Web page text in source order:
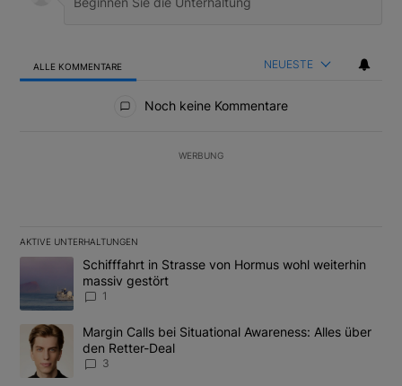
ALLE KOMMENTARE NEUESTE
Noch keine Kommentare
WERBUNG
AKTIVE UNTERHALTUNGEN
Das Folgende ist eine Liste der am meisten kommentierten
Ein Trendartikel mit dem Titel "Schifffahrt in Strasse von
Schifffahrt in Strasse von Hormus wohl weiterhin
massiv gestört
1
Ein Trendartikel mit dem Titel "Margin Calls bei Situational
Margin Calls bei Situational Awareness: Alles über
den Retter-Deal
3